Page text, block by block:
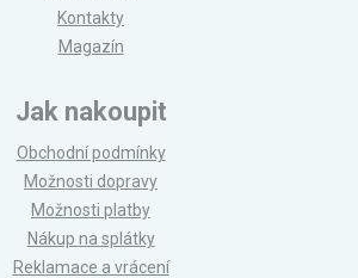
Kontakty
Magazín
Jak nakoupit
Obchodní podmínky
Možnosti dopravy
Možnosti platby
Nákup na splátky
Reklamace a vrácení